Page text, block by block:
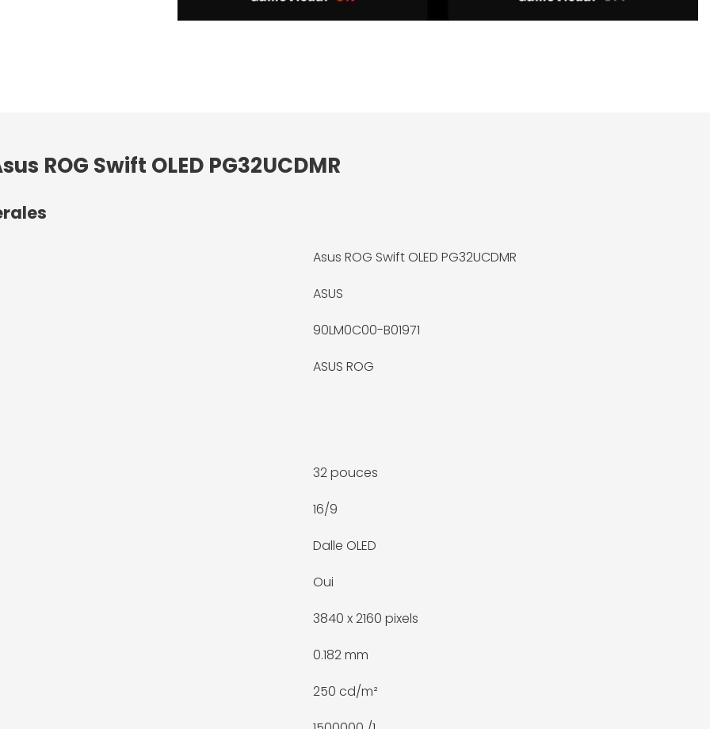
ROG Swift OLED PG32UCDMR
Asus ROG Swift OLED PG32UCDMR
ASUS
90LM0C00-B01971
ASUS ROG
32 pouces
16/9
Dalle OLED
Oui
3840 x 2160 pixels
0.182 mm
250 cd/m²